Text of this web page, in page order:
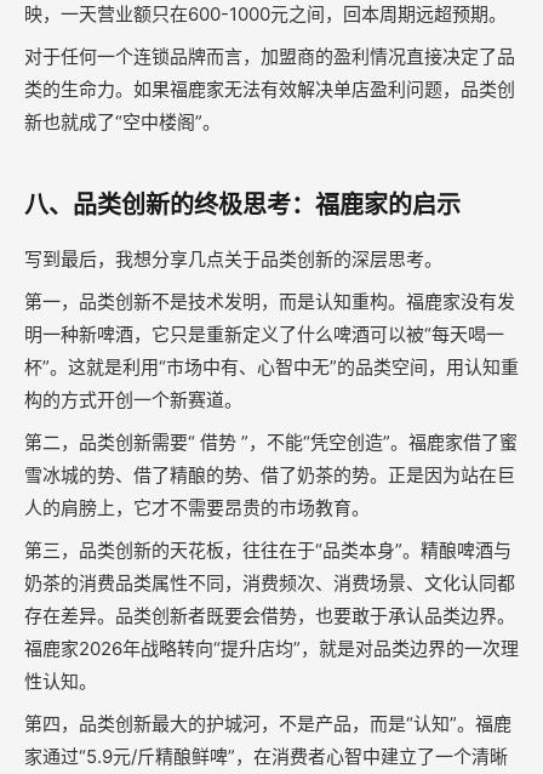
映，一天营业额只在600-1000元之间，回本周期远超预期。
对于任何一个连锁品牌而言，加盟商的盈利情况直接决定了品
类的生命力。如果福鹿家无法有效解决单店盈利问题，品类创
新也就成了“空中楼阁”。
八、品类创新的终极思考：福鹿家的启示
写到最后，我想分享几点关于品类创新的深层思考。
第一，品类创新不是技术发明，而是认知重构。福鹿家没有发
明一种新啤酒，它只是重新定义了什么啤酒可以被“每天喝一
杯”。这就是利用“市场中有、心智中无”的品类空间，用认知重
构的方式开创一个新赛道。
第二，品类创新需要“ 借势 ”，不能“凭空创造”。福鹿家借了蜜
雪冰城的势、借了精酿的势、借了奶茶的势。正是因为站在巨
人的肩膀上，它才不需要昂贵的市场教育。
第三，品类创新的天花板，往往在于“品类本身”。精酿啤酒与
奶茶的消费品类属性不同，消费频次、消费场景、文化认同都
存在差异。品类创新者既要会借势，也要敢于承认品类边界。
福鹿家2026年战略转向“提升店均”，就是对品类边界的一次理
性认知。
第四，品类创新最大的护城河，不是产品，而是“认知”。福鹿
家通过“5.9元/斤精酿鲜啤”，在消费者心智中建立了一个清晰